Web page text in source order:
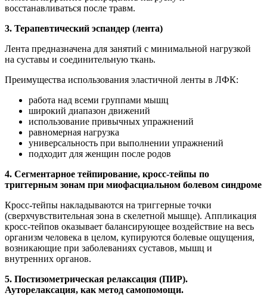
восстанавливаться после травм.
3. Терапевтический эспандер (лента)
Лента предназначена для занятий с минимальной нагрузкой
на суставы и соединительную ткань.
Преимущества использования эластичной ленты в ЛФК:
работа над всеми группами мышц
широкий диапазон движений
использование привычных упражнений
равномерная нагрузка
универсальность при выполнении упражнений
подходит для женщин после родов
4. Сегментарное тейпирование, кросс-тейпы по
триггерным зонам при миофасциальном болевом синдроме
Кросс-тейпы накладываются на триггерные точки
(сверхчувствительная зона в скелетной мышце). Аппликация
кросс-тейпов оказывает балансирующее воздействие на весь
организм человека в целом, купируются болевые ощущения,
возникающие при заболеваниях суставов, мышц и
внутренних органов.
5. Постизометрическая релаксация (ПИР).
Ауторелаксация, как метод самопомощи.